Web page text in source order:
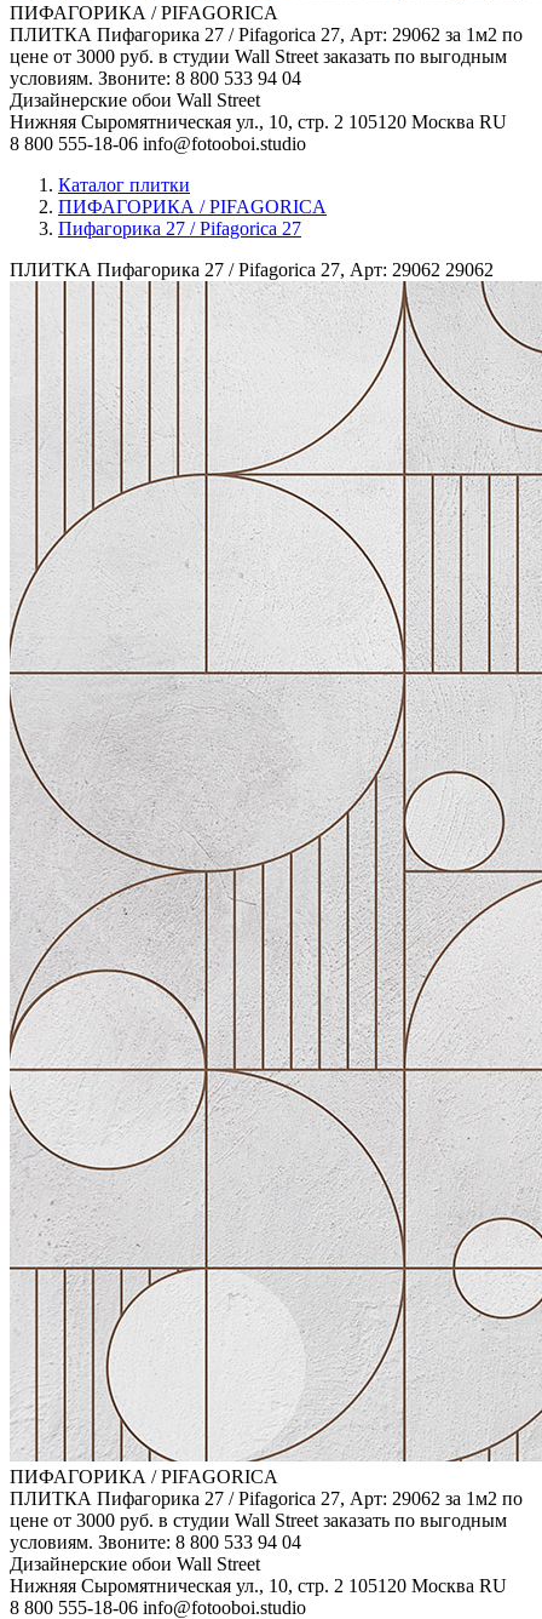
ПИФАГОРИКА / PIFAGORICA
ПЛИТКА Пифагорика 27 / Pifagorica 27, Арт: 29062 за 1м2 по
цене от 3000 руб. в студии Wall Street заказать по выгодным
условиям. Звоните: 8 800 533 94 04
Дизайнерские обои Wall Street
Нижняя Сыромятническая ул., 10, стр. 2 105120 Москва RU
8 800 555-18-06 info@fotooboi.studio
Каталог плитки
ПИФАГОРИКА / PIFAGORICA
Пифагорика 27 / Pifagorica 27
ПЛИТКА Пифагорика 27 / Pifagorica 27, Арт: 29062 29062
ПИФАГОРИКА / PIFAGORICA
ПЛИТКА Пифагорика 27 / Pifagorica 27, Арт: 29062 за 1м2 по
цене от 3000 руб. в студии Wall Street заказать по выгодным
условиям. Звоните: 8 800 533 94 04
Дизайнерские обои Wall Street
Нижняя Сыромятническая ул., 10, стр. 2 105120 Москва RU
8 800 555-18-06 info@fotooboi.studio